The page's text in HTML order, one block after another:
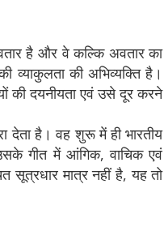
है और वे कल्कि अवतार का
की अभिव्यक्ति है।
की दयनीयता एवं उसे दूर करने
देता है। वह शुरू में ही भारतीय
गीत में आंगिक, वाचिक एवं
सूत्रधार मात्र नहीं है, यह तो